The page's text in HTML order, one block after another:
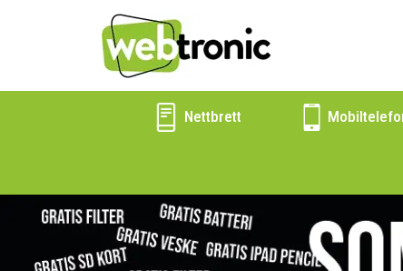
Nettbrett